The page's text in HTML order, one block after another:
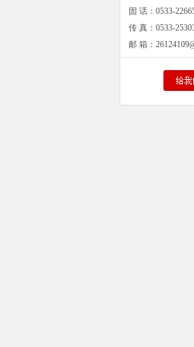
固 话： 0533-
传 真： 0533-
邮 箱：